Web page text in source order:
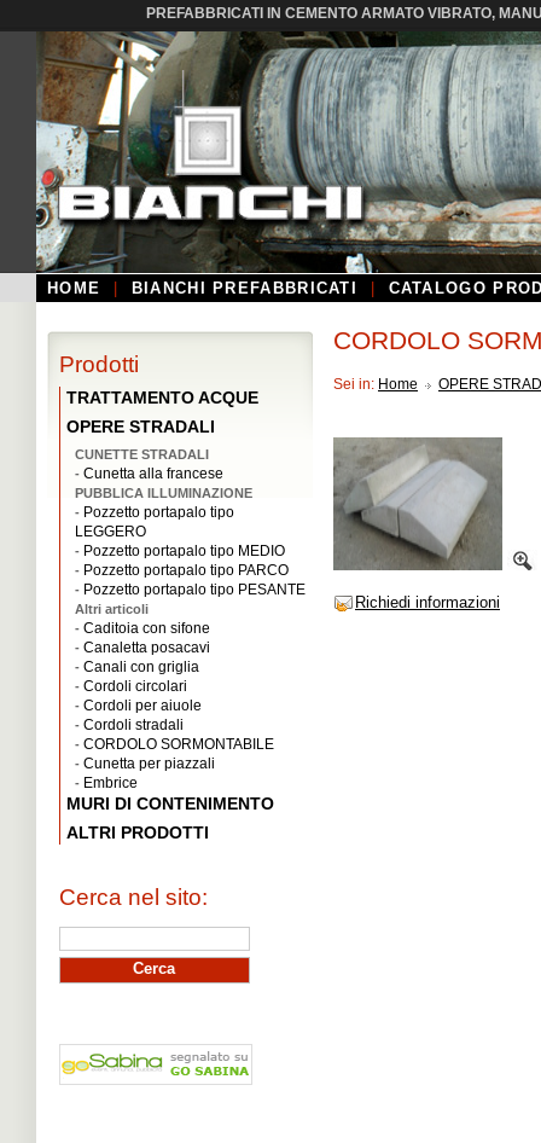
PREFABBRICATI IN CEMENTO ARMATO VIBRATO,
HOME BIANCHI PREFABBRICATI CATALOGO
CORDOLO
Sei in: Home OPERE
Richiedi informazioni
Prodotti
TRATTAMENTO ACQUE
OPERE STRADALI
CUNETTE STRADALI
- Cunetta alla francese
PUBBLICA ILLUMINAZIONE
- Pozzetto portapalo tipo
LEGGERO
- Pozzetto portapalo tipo MEDIO
- Pozzetto portapalo tipo PARCO
- Pozzetto portapalo tipo PESANTE
Altri articoli
- Caditoia con sifone
- Canaletta posacavi
- Canali con griglia
- Cordoli circolari
- Cordoli per aiuole
- Cordoli stradali
- CORDOLO SORMONTABILE
- Cunetta per piazzali
- Embrice
MURI DI CONTENIMENTO
ALTRI PRODOTTI
Cerca nel sito: